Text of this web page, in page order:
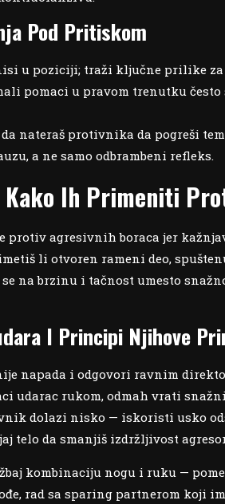
Pod Pritiskom
u poziciji; traži ključne prilike za
pomaci u pravom trenutku
nateraš protivnika da pogreši
a ne samo odbrambeni refleks.
Ih Primeniti
protiv agresivnih boraca jer
li otvoren rameni deo,
na brzinu i tačnost umesto
I Principi Njihove
napada i odgovori ravnim
udarac rukom, odmah vrati
dolazi nisko — iskoristi usko
telo da smanjiš izdržljivost
kombinaciju nogu i ruku —
rad sa sparing partnerom koji